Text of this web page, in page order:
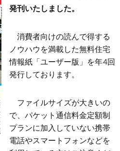
発刊いたしました。
消費者向けの読んで得する
ノウハウを満載した無料住宅
情報紙「ユーザー版」を年4回
発行しております。
ファイルサイズが大きいの
で、パケット通信料金定額制
プランに加入していない携帯
電話やスマートフォンなどを